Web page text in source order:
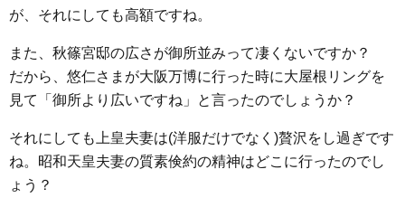
が、それにしても高額ですね。
また、秋篠宮邸の広さが御所並みって凄くないですか？
だから、悠仁さまが大阪万博に行った時に大屋根リングを
見て「御所より広いですね」と言ったのでしょうか？
それにしても上皇夫妻は(洋服だけでなく)贅沢をし過ぎです
ね。昭和天皇夫妻の質素倹約の精神はどこに行ったのでし
ょう？